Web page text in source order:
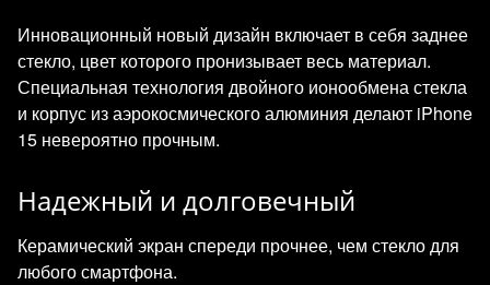
Инновационный новый дизайн включает в себя заднее
стекло, цвет которого пронизывает весь материал.
Специальная технология двойного ионообмена стекла
и корпус из аэрокосмического алюминия делают iPhone
15 невероятно прочным.
Надежный и долговечный
Керамический экран спереди прочнее, чем стекло для
любого смартфона.